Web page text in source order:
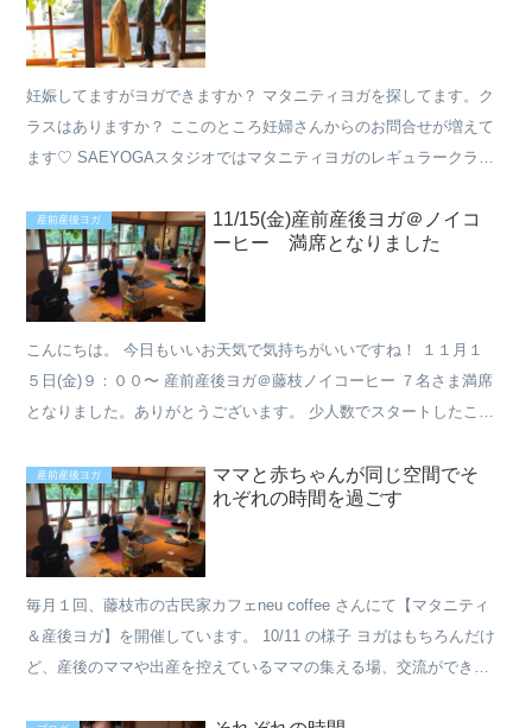
妊娠してますがヨガできますか？ マタニティヨガを探してます。ク
ラスはありますか？ ここのところ妊婦さんからのお問合せが増えて
ます♡ SAEYOGAスタジオではマタニティヨガのレギュラークラス
産前産後ヨガ
11/15(金)産前産後ヨガ＠ノイコ
ーヒー 満席となりました
こんにちは。 今日もいいお天気で気持ちがいいですね！ １１月１
５日(金)９：００〜 産前産後ヨガ＠藤枝ノイコーヒー ７名さま満席
となりました。ありがとうございます。 少人数でスタートしたこち
産前産後ヨガ
ママと赤ちゃんが同じ空間でそ
れぞれの時間を過ごす
毎月１回、藤枝市の古民家カフェneu coffee さんにて【マタニティ
＆産後ヨガ】を開催しています。 10/11 の様子 ヨガはもちろんだけ
ど、産後のママや出産を控えているママの集える場、交流ができる